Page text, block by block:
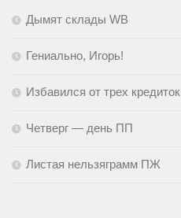
Дымят склады WB
Гениально, Игорь!
Избавился от трех кредиток
Четверг — день ПП
Листая нельзяграмм ПЖ